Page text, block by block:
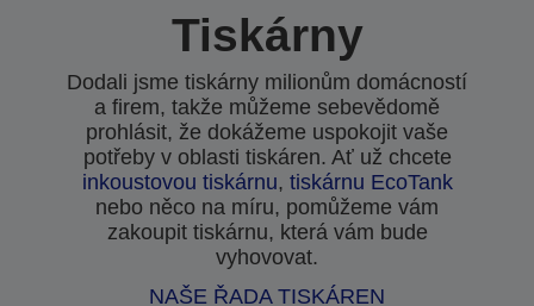
Tiskárny
Dodali jsme tiskárny milionům domácností
a firem, takže můžeme sebevědomě
prohlásit, že dokážeme uspokojit vaše
potřeby v oblasti tiskáren. Ať už chcete
inkoustovou tiskárnu, tiskárnu EcoTank
nebo něco na míru, pomůžeme vám
zakoupit tiskárnu, která vám bude
vyhovovat.
NAŠE ŘADA TISKÁREN